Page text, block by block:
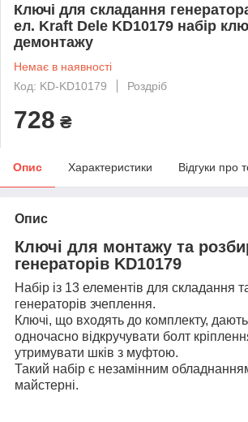
Ключі для складання
ел. Kraft Dele KD10179 набір
демонтажу
Немає в наявності
Код: KD-KD10179
Роздріб
728 ₴
Опис Характеристики Відгуки про
Опис
Ключі для монтажу та
генераторів KD10179
Набір із 13 елементів для складання
генераторів зчеплення.
Ключі, що входять до комплекту,
одночасно відкручувати болт
утримувати шків з муфтою.
Такий набір є незамінним
майстерні.